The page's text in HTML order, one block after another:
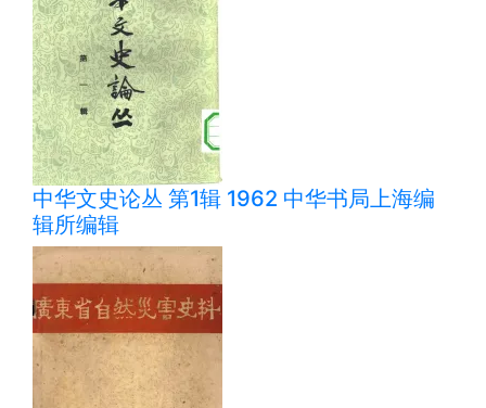
中华文史论丛 第1辑 1962 中华书局上海编
辑所编辑